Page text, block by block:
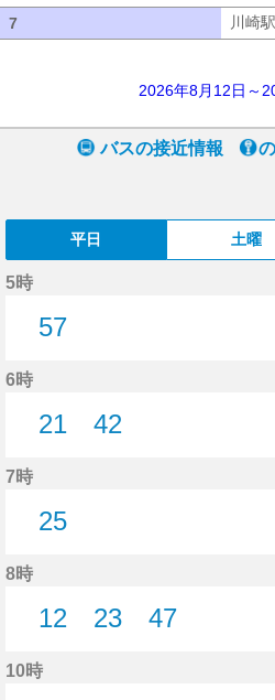
7 川崎
2026年8月12日～
バスの接近情報
平日 土曜
5時
57
6時
21
42
7時
25
8時
12
23
47
10時